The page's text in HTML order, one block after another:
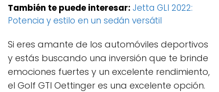
También te puede interesar: Jetta GLI 2022:
Potencia y estilo en un sedán versátil
Si eres amante de los automóviles deportivos
y estás buscando una inversión que te brinde
emociones fuertes y un excelente rendimiento,
el Golf GTI Oettinger es una excelente opción.